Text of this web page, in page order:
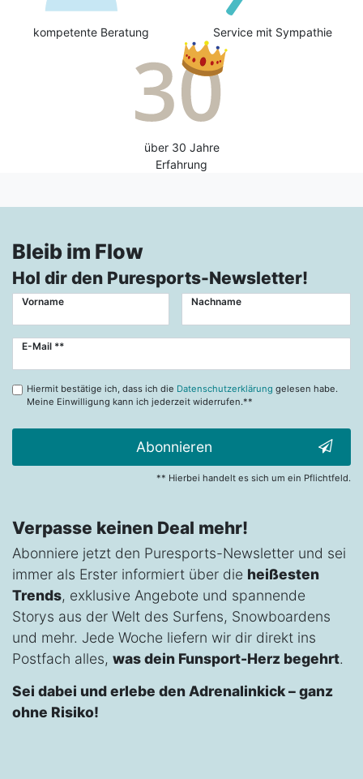
kompetente Beratung Service mit Sympathie
über 30 Jahre
Erfahrung
Bleib im Flow
Hol dir den Puresports-Newsletter!
Vorname Nachname
E-Mail **
Newsletter
Hiermit bestätige ich, dass ich die Datenschutzerklärung gelesen habe.
Meine Einwilligung kann ich jederzeit widerrufen.**
Abonnieren
** Hierbei handelt es sich um ein Pflichtfeld.
Verpasse keinen Deal mehr!
Abonniere jetzt den Puresports-Newsletter und sei
immer als Erster informiert über die heißesten
Trends, exklusive Angebote und spannende
Storys aus der Welt des Surfens, Snowboardens
und mehr. Jede Woche liefern wir dir direkt ins
Postfach alles, was dein Funsport-Herz begehrt.
Sei dabei und erlebe den Adrenalinkick – ganz
ohne Risiko!